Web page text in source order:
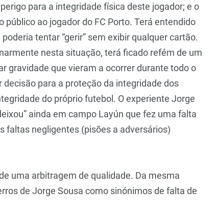
para a integridade física deste jogador; e o
ao jogador do FC Porto. Terá entendido
tentar “gerir” sem exibir qualquer cartão.
nesta situação, terá ficado refém de um
gravidade que vieram a ocorrer durante todo o
para a proteção da integridade dos
do próprio futebol. O experiente Jorge
ainda em campo Layún que fez uma falta
faltas negligentes (pisões a adversários)
uma arbitragem de qualidade. Da mesma
de Jorge Sousa como sinónimos de falta de